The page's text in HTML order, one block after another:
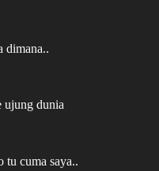
dimana..
ujung dunia
tu cuma saya..